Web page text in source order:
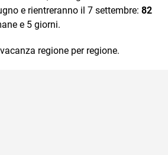
e rientreranno il 7 settembre: 82
e 5 giorni.
regione per regione.